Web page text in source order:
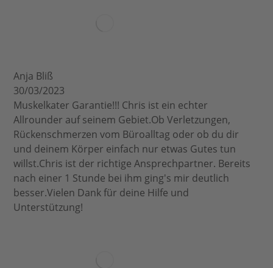
Anja Bliß
30/03/2023
Muskelkater Garantie!!! Chris ist ein echter
Allrounder auf seinem Gebiet.Ob Verletzungen,
Rückenschmerzen vom Büroalltag oder ob du dir
und deinem Körper einfach nur etwas Gutes tun
willst.Chris ist der richtige Ansprechpartner. Bereits
nach einer 1 Stunde bei ihm ging's mir deutlich
besser.Vielen Dank für deine Hilfe und
Unterstützung!